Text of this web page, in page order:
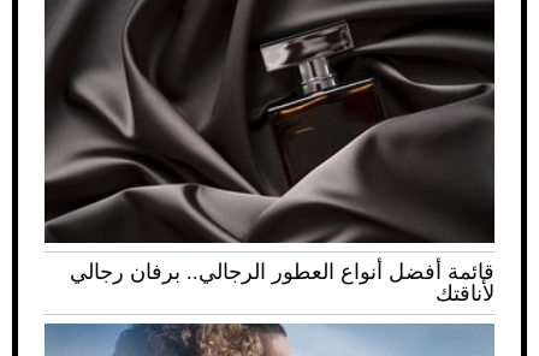
قائمة أفضل أنواع العطور الرجالي.. برفان رجالي
لأناقتك